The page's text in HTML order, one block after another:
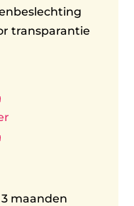
transparantie
maanden